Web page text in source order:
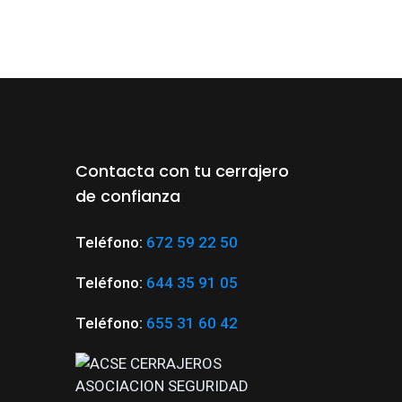
Contacta con tu cerrajero
de confianza
Teléfono: 672 59 22 50
Teléfono: 644 35 91 05
Teléfono: 655 31 60 42